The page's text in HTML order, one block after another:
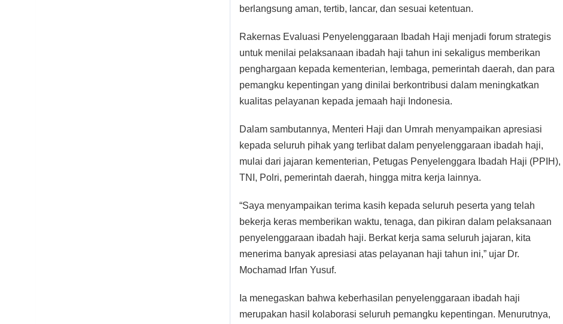
berlangsung aman, tertib, lancar, dan sesuai ketentuan.
Rakernas Evaluasi Penyelenggaraan Ibadah Haji menjadi forum strategis
untuk menilai pelaksanaan ibadah haji tahun ini sekaligus memberikan
penghargaan kepada kementerian, lembaga, pemerintah daerah, dan para
pemangku kepentingan yang dinilai berkontribusi dalam meningkatkan
kualitas pelayanan kepada jemaah haji Indonesia.
Dalam sambutannya, Menteri Haji dan Umrah menyampaikan apresiasi
kepada seluruh pihak yang terlibat dalam penyelenggaraan ibadah haji,
mulai dari jajaran kementerian, Petugas Penyelenggara Ibadah Haji (PPIH),
TNI, Polri, pemerintah daerah, hingga mitra kerja lainnya.
“Saya menyampaikan terima kasih kepada seluruh peserta yang telah
bekerja keras memberikan waktu, tenaga, dan pikiran dalam pelaksanaan
penyelenggaraan ibadah haji. Berkat kerja sama seluruh jajaran, kita
menerima banyak apresiasi atas pelayanan haji tahun ini,” ujar Dr.
Mochamad Irfan Yusuf.
Ia menegaskan bahwa keberhasilan penyelenggaraan ibadah haji
merupakan hasil kolaborasi seluruh pemangku kepentingan. Menurutnya,